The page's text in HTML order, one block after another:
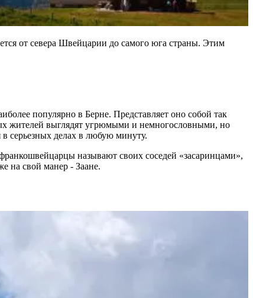
от севера Швейцарии до самого юга страны. Этим
популярно в Берне. Представляет оно собой так
жителей выглядят угрюмыми и немногословными, но
серьезных делах в любую минуту.
называют своих соседей «засаринцами»,
на свой манер - Заане.